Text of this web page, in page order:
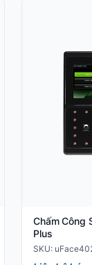
Chấm Công
Plus
SKU: